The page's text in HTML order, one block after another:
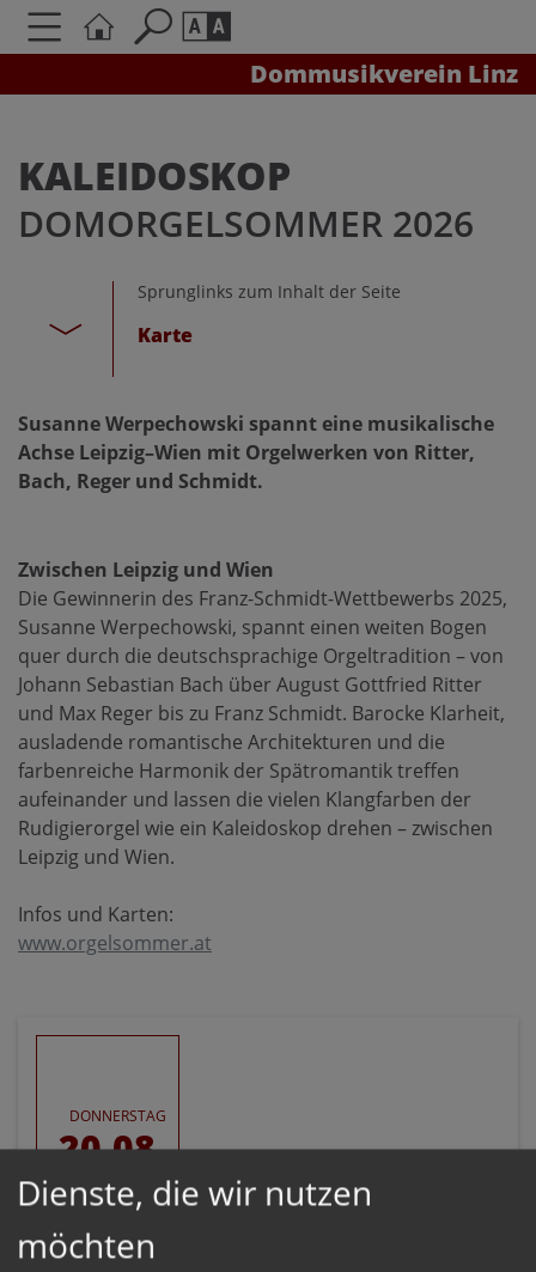
Dommusikverein Linz
Schriftgröße
AAA
Kontrasteinstellungen
A
KALEIDOSKOP
DOMORGELSOMMER 2026
Sprunglinks zum Inhalt der Seite
Karte
Susanne Werpechowski spannt eine musikalische
Achse Leipzig–Wien mit Orgelwerken von Ritter,
Bach, Reger und Schmidt.
Zwischen Leipzig und Wien
Die Gewinnerin des Franz-Schmidt-Wettbewerbs 2025,
Susanne Werpechowski, spannt einen weiten Bogen
quer durch die deutschsprachige Orgeltradition – von
Johann Sebastian Bach über August Gottfried Ritter
und Max Reger bis zu Franz Schmidt. Barocke Klarheit,
ausladende romantische Architekturen und die
farbenreiche Harmonik der Spätromantik treffen
aufeinander und lassen die vielen Klangfarben der
Rudigierorgel wie ein Kaleidoskop drehen – zwischen
Leipzig und Wien.
Infos und Karten:
www.orgelsommer.at
DONNERSTAG
20.08.
Zeit:
BEGINN 20. Aug. 2026,
Dienste, die wir nutzen
möchten